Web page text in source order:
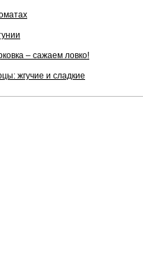
– сажаем ловко!
жгучие и сладкие